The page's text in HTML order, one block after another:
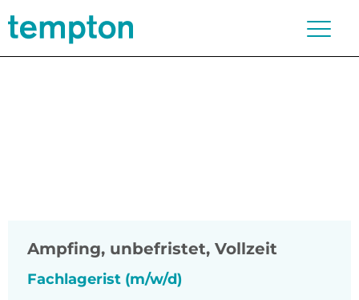
Ampfing, unbefristet, Vollzeit
Fachlagerist (m/w/d)